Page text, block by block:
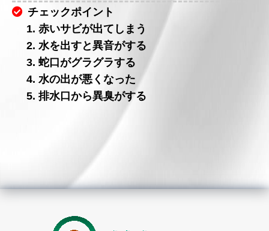
チェックポイント
1. 赤いサビが出てしまう
2. 水を出すと異音がする
3. 蛇口がグラグラする
4. 水の出が悪くなった
5. 排水口から異臭がする